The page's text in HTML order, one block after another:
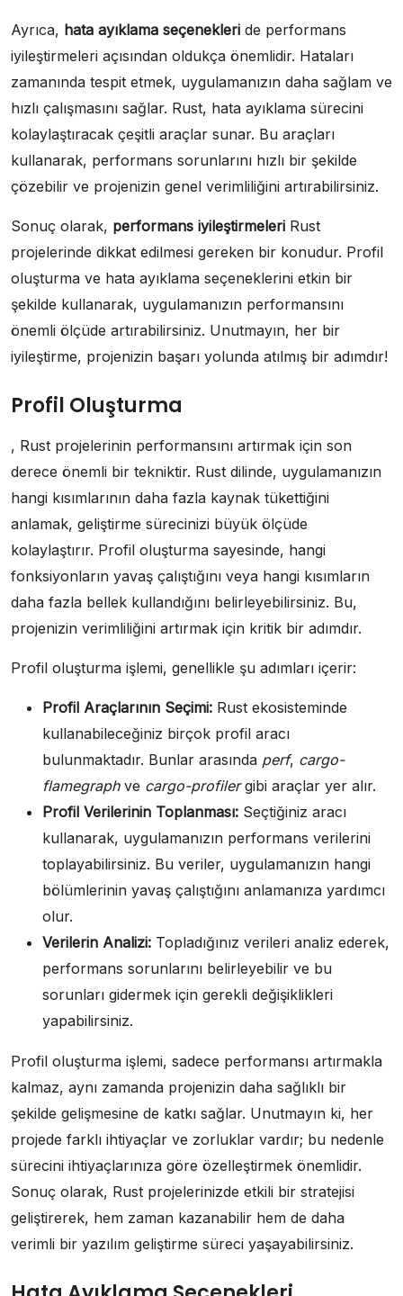
Ayrıca, hata ayıklama seçenekleri de performans
iyileştirmeleri açısından oldukça önemlidir. Hataları
zamanında tespit etmek, uygulamanızın daha sağlam ve
hızlı çalışmasını sağlar. Rust, hata ayıklama sürecini
kolaylaştıracak çeşitli araçlar sunar. Bu araçları
kullanarak, performans sorunlarını hızlı bir şekilde
çözebilir ve projenizin genel verimliliğini artırabilirsiniz.
Sonuç olarak, performans iyileştirmeleri Rust
projelerinde dikkat edilmesi gereken bir konudur. Profil
oluşturma ve hata ayıklama seçeneklerini etkin bir
şekilde kullanarak, uygulamanızın performansını
önemli ölçüde artırabilirsiniz. Unutmayın, her bir
iyileştirme, projenizin başarı yolunda atılmış bir adımdır!
Profil Oluşturma
, Rust projelerinin performansını artırmak için son
derece önemli bir tekniktir. Rust dilinde, uygulamanızın
hangi kısımlarının daha fazla kaynak tükettiğini
anlamak, geliştirme sürecinizi büyük ölçüde
kolaylaştırır. Profil oluşturma sayesinde, hangi
fonksiyonların yavaş çalıştığını veya hangi kısımların
daha fazla bellek kullandığını belirleyebilirsiniz. Bu,
projenizin verimliliğini artırmak için kritik bir adımdır.
Profil oluşturma işlemi, genellikle şu adımları içerir:
Profil Araçlarının Seçimi: Rust ekosisteminde
kullanabileceğiniz birçok profil aracı
bulunmaktadır. Bunlar arasında perf, cargo-
flamegraphve cargo-profilergibi araçlar yer alır.
Profil Verilerinin Toplanması: Seçtiğiniz aracı
kullanarak, uygulamanızın performans verilerini
toplayabilirsiniz. Bu veriler, uygulamanızın hangi
bölümlerinin yavaş çalıştığını anlamanıza yardımcı
olur.
Verilerin Analizi: Topladığınız verileri analiz ederek,
performans sorunlarını belirleyebilir ve bu
sorunları gidermek için gerekli değişiklikleri
yapabilirsiniz.
Profil oluşturma işlemi, sadece performansı artırmakla
kalmaz, aynı zamanda projenizin daha sağlıklı bir
şekilde gelişmesine de katkı sağlar. Unutmayın ki, her
projede farklı ihtiyaçlar ve zorluklar vardır; bu nedenle
sürecini ihtiyaçlarınıza göre özelleştirmek önemlidir.
Sonuç olarak, Rust projelerinizde etkili bir stratejisi
geliştirerek, hem zaman kazanabilir hem de daha
verimli bir yazılım geliştirme süreci yaşayabilirsiniz.